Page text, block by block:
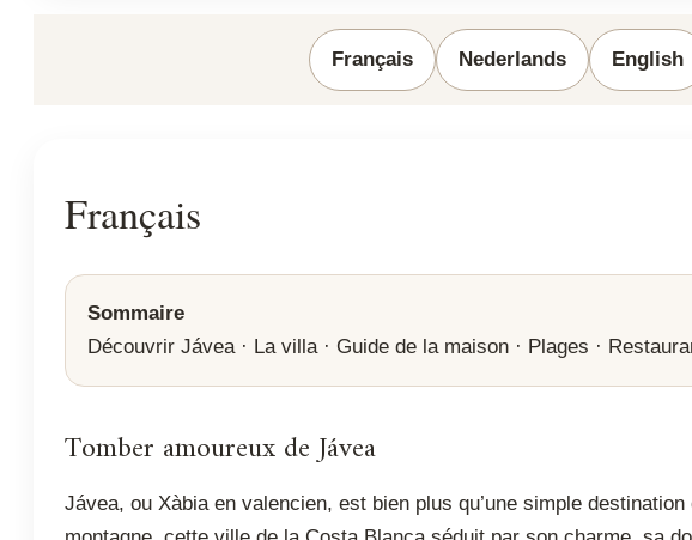
Français Nederlands English
Français
Sommaire
Découvrir Jávea· La villa· Guide de la maison · Plages ·
Tomber amoureux de Jávea
Jávea, ou Xàbia en valencien, est bien plus qu’une simple